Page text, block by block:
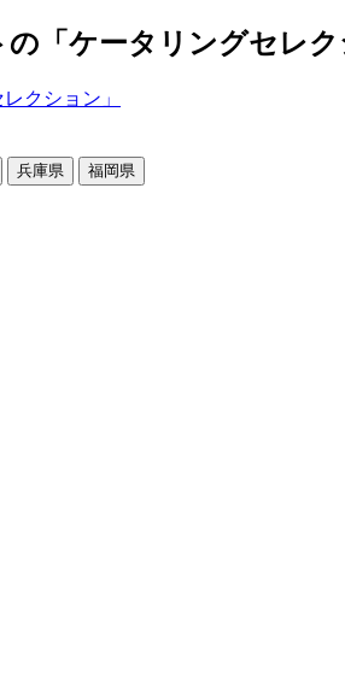
「ケータリングセレ
兵庫県 福岡県